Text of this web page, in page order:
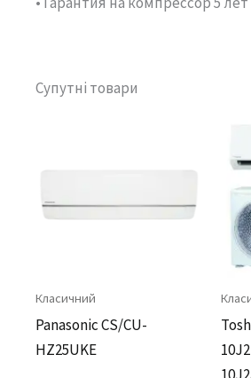
Супутні товари
Класичний
Panasonic CS/CU-
HZ25UKE